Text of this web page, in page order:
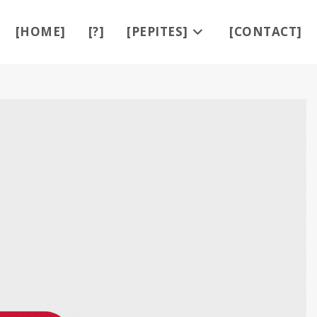
[HOME] [?] [PEPITES] [CONTACT]